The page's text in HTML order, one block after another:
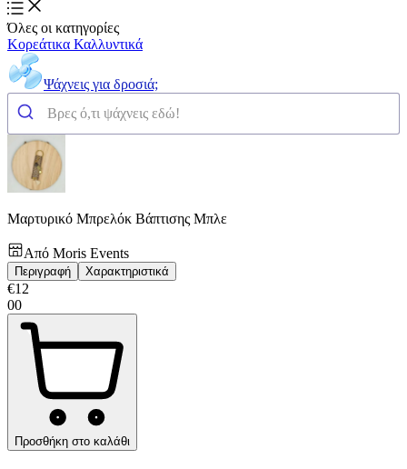
Όλες οι κατηγορίες
Κορεάτικα Καλλυντικά
Ψάχνεις για δροσιά;
Μαρτυρικό Μπρελόκ Βάπτισης Μπλε
Από Moris Events
Περιγραφή Χαρακτηριστικά
€12
00
Προσθήκη στο καλάθι